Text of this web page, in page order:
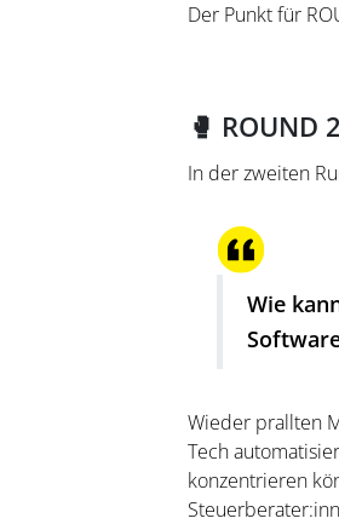
Der Punkt für
🥊
In der zweiten
Wie
Wieder prallten
Tech
konzentrieren